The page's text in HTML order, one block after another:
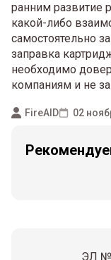
ранним развитие
какой-либо
самостоятельно
заправка
необходимо
компаниям и не
FireAID 02
ЭЛ №